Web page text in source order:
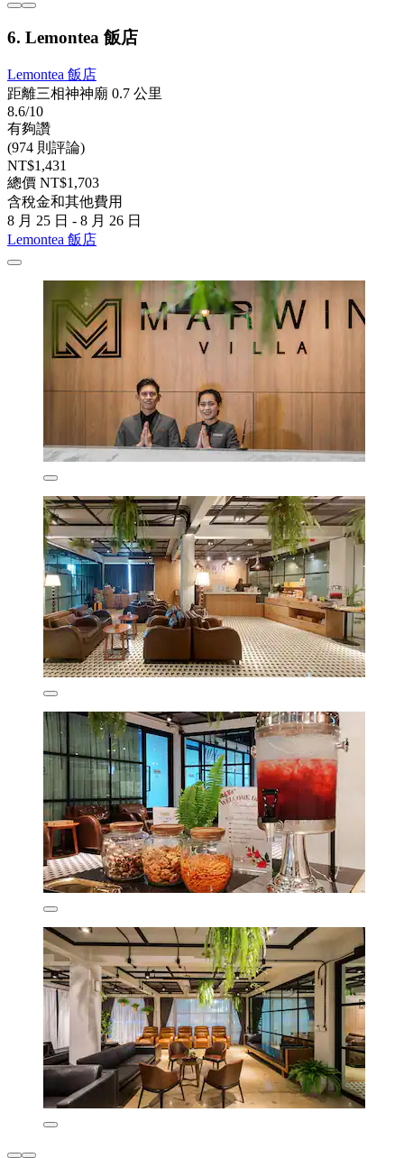
6. Lemontea 飯店
Lemontea 飯店
距離三相神神廟 0.7 公里
8.6/10
有夠讚
(974 則評論)
NT$1,431
總價 NT$1,703
含稅金和其他費用
8 月 25 日 - 8 月 26 日
Lemontea 飯店